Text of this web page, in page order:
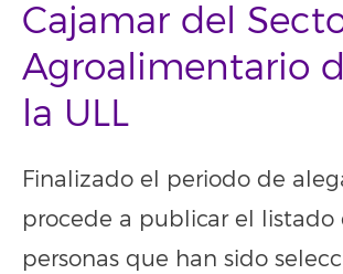
Cajamar del
Agroalimentario
la ULL
Finalizado el periodo de
procede a publicar el listado
personas que han sido